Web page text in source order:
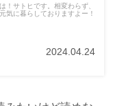
！サトヒです。相変わらず、
気に暮らしておりますよー！
2024.04.24